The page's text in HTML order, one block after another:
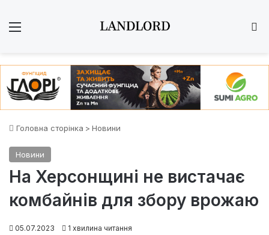
Головна сторінка > Новини
Новини
На Херсонщині не вистачає
комбайнів для збору врожаю
05.07.2023 1 хвилина читання